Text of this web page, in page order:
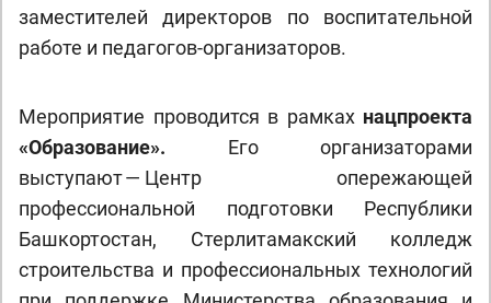
заместителей директоров по воспитательной
работе и педагогов-организаторов.
Мероприятие проводится в рамках нацпроекта
«Образование». Его организаторами
выступают — Центр опережающей
профессиональной подготовки Республики
Башкортостан, Стерлитамакский колледж
строительства и профессиональных технологий